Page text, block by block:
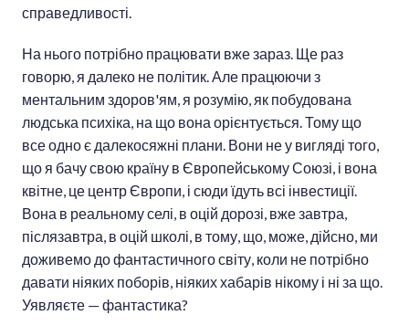
справедливості.
На нього потрібно працювати вже зараз. Ще раз
говорю, я далеко не політик. Але працюючи з
ментальним здоров'ям, я розумію, як побудована
людська психіка, на що вона орієнтується. Тому що
все одно є далекосяжні плани. Вони не у вигляді того,
що я бачу свою країну в Європейському Союзі, і вона
квітне, це центр Європи, і сюди їдуть всі інвестиції.
Вона в реальному селі, в оцій дорозі, вже завтра,
післязавтра, в оцій школі, в тому, що, може, дійсно, ми
доживемо до фантастичного світу, коли не потрібно
давати ніяких поборів, ніяких хабарів нікому і ні за що.
Уявляєте — фантастика?